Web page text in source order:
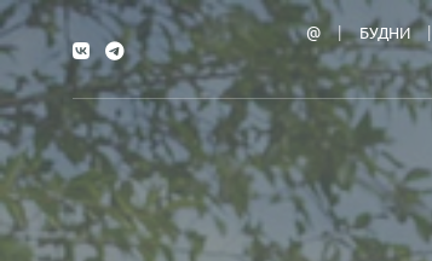
@ БУДНИ